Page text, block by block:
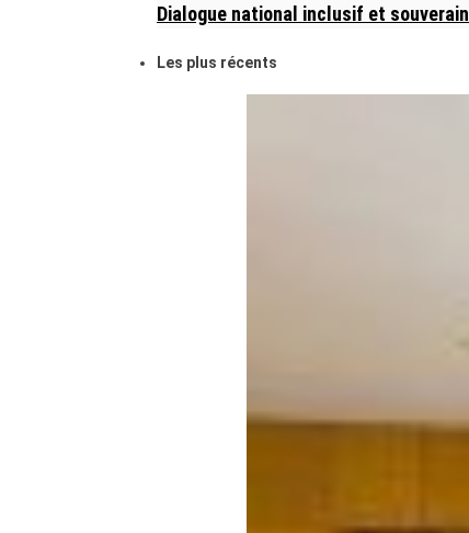
Dialogue national inclusif et souverain
Les plus récents